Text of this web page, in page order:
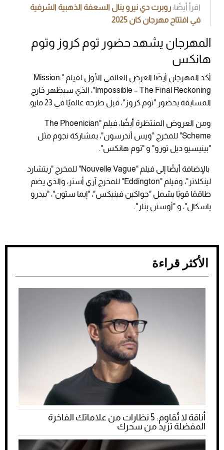
اقرأ أيضًا: روبرت دي نيرو ينال السعفة الذهبية الشرفية
في افتتاح مهرجان كان 2025
المهرجان يشهد حضور توم كروز وتوم
هانكس
أكد المهرجان أيضًا العرض العالمي الأول لفيلم "Mission:
Impossible – The Final Reckoning"، الذي سيظهر خارج
المسابقة بحضور "توم كروز"، قبل طرحه عالميًا في 23 مايو.
ومن العروض المنتظرة أيضًا، فيلم "The Phoenician
Scheme" للمخرج "ويس أندرسون"، بمشاركة نجوم مثل
"بينيسيو ديل تورو" و "توم هانكس".
بالإضافة أيضًا إلى فيلم "Nouvelle Vague" للمخرج "ريتشارد
لينكلاتر"، وفيلم "Eddington" للمخرج آري أستر، والذي يضم
طاقمًا قويًا يشمل "جواكين فينيكس"، "إيما ستون"، "بيدرو
باسكال"، و "أوستن بتلر".
الأكثر قراءة
أناقة لا تُقاوم: 5 نظارات من علاماتك الفاخرة
المفضلة تزيد من سحرك